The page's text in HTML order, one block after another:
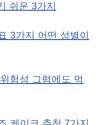
쉬운 3가지
3가지 어떤 성별이
험성 그럼에도 먹